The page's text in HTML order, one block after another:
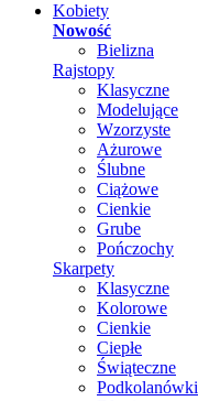
Kobiety
Nowość
Bielizna
Rajstopy
Klasyczne
Modelujące
Wzorzyste
Ażurowe
Ślubne
Ciążowe
Cienkie
Grube
Pończochy
Skarpety
Klasyczne
Kolorowe
Cienkie
Ciepłe
Świąteczne
Podkolanówki